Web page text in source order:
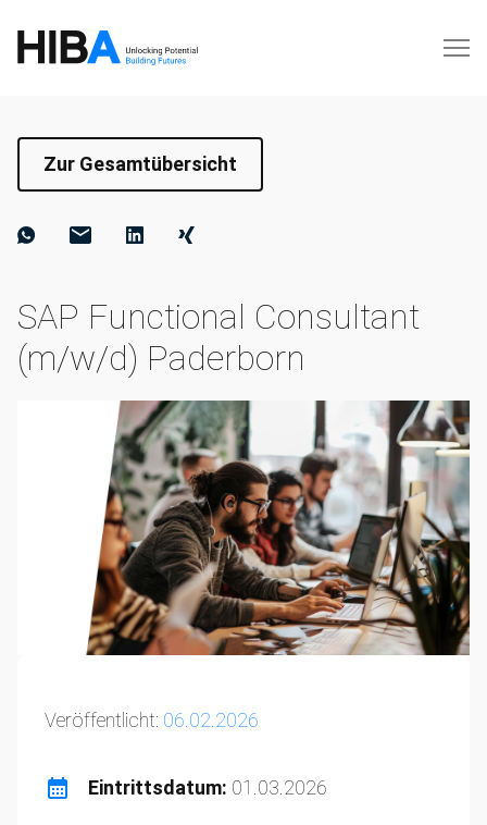
Zur Gesamtübersicht
SAP Functional Consultant
(m/w/d) Paderborn
Veröffentlicht: 06.02.2026
Eintrittsdatum: 01.03.2026